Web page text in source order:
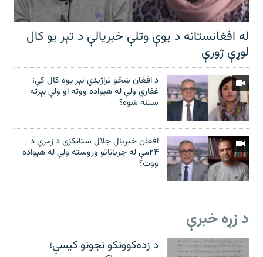
له افغانستانه د یوې وتلې خبریالې د تېر يو کال
لوړې ژورې
د افغان ښځو تراژیدي تېر یوه کال کې؛
غفاري ولې له هېواده ووته او ولې بېرته
ستنه شوه؟
افغان خبریال جلال ستانکزی د زمري د
۲۴مې له جریاناتو وروسته ولې له هېواده
ووت؟
د زړه خبرې
د زده‌کوونکو نجونو کیسې؛